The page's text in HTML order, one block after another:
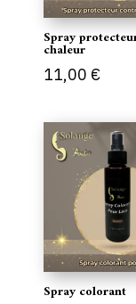
Spray
chaleur
11,00 €
Spray colorant